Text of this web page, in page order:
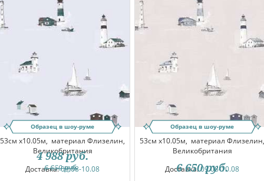
Образец в шоу-руме
53см x10.05м, материал Флизелин,
Великобритания
Доставка:09.08-10.08
6 650руб.
4 988 руб.
Образец в шоу-руме
53см x10.05м, материал Флизелин,
Великобритания
Доставка:09.08-10.08
6 650 руб.